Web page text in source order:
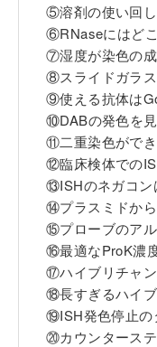
⑤溶剤の使い回
⑥RNaseにはど
⑦湿度が染色の成
⑧スライドガラ
⑨使える抗体は
⑩DABの発色を
⑪二重染色がで
⑫臨床検体での
⑬ISHのネガコン
⑭プラスミドか
⑮プローブのア
⑯最適なProK濃
⑰ハイブリチャ
⑱長すぎるハイ
⑲ISH発色停止の
⑳カウンタース